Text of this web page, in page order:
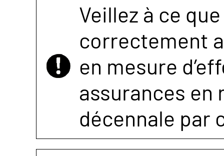
Veillez à ce
correctement
en mesure
assurances
décennale par